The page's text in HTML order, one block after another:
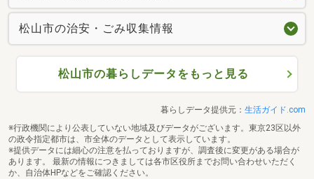
松山市の治安・ごみ収集情報
松山市の暮らしデータをもっと見る
暮らしデータ提供元： 生活ガイド.com
※行政機関により公表していない地域及びデータがございます。東京23区以外
の政令指定都市は、市全体のデータとして表示しています。
※提供データには細心の注意を払っておりますが、調査後に変更がある場合が
あります。 最新の情報につきましては各市区役所までお問い合わせいただく
か、自治体HPなどをご確認ください。